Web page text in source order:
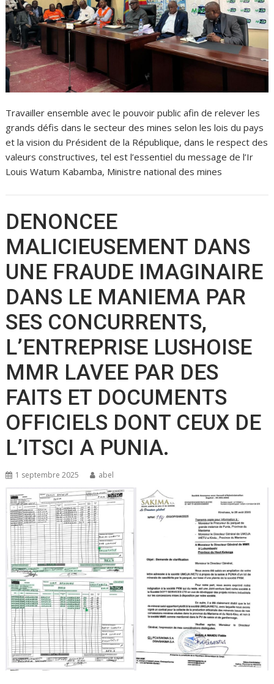
Travailler ensemble avec le pouvoir public afin de relever les
grands défis dans le secteur des mines selon les lois du pays
et la vision du Président de la République, dans le respect des
valeurs constructives, tel est l’essentiel du message de l’Ir
Louis Watum Kabamba, Ministre national des mines
DENONCEE
MALICIEUSEMENT DANS
UNE FRAUDE IMAGINAIRE
DANS LE MANIEMA PAR
SES CONCURRENTS,
L’ENTREPRISE LUSHOISE
MMR LAVEE PAR DES
FAITS ET DOCUMENTS
OFFICIELS DONT CEUX DE
L’ITSCI A PUNIA.
1 septembre 2025 abel